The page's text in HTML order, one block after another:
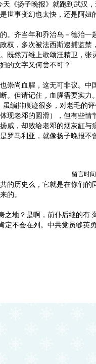
天《扬子晚报》就跑到武汉
世事变幻也太快，还是阿妞
。齐当年和乔治乌－德治一
权，多次被法西斯逮捕监禁
既然万维上歌颂汪精卫，张
的文字又何尝不可？
崇尚血腥，这无可非议。中
。但请记住，血腥需要实力
编排痕迹很多，对老毛的
现老邓的圆滑），但有些情
威，却败给老邓的烟灰缸与
罗马利亚，就像扬子晚报不
留言时
的历史么，它就是在你们的
的。
之地？是啊，前仆后继的有:
定不会在列。中共党员够英